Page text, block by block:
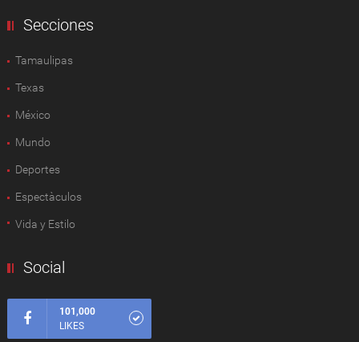
Secciones
Tamaulipas
Texas
México
Mundo
Deportes
Espectàculos
Vida y Estilo
Social
101,000
LIKES